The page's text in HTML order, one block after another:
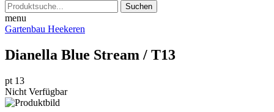
Suchen
menu
Gartenbau Heekeren
Dianella Blue Stream / T13
pt 13
Nicht Verfügbar